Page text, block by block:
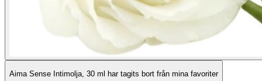
Aima Sense Intimolja, 30 ml har tagits bort från mina favoriter